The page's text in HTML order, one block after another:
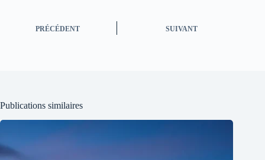
PRÉCÉDENT SUIVANT
Publications similaires